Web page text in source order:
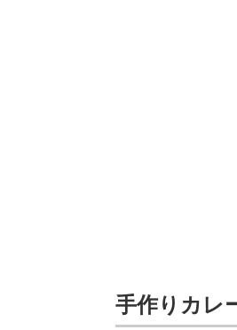
手作りカレ